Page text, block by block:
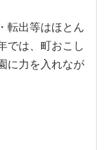
転出等はほとん
では、町おこし
に力を入れなが